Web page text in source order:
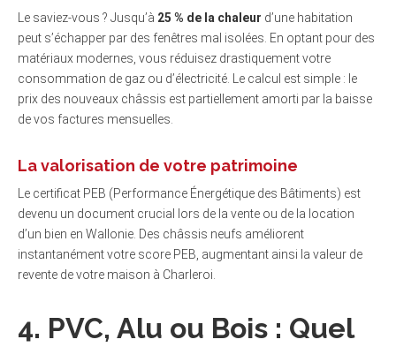
Le saviez-vous ? Jusqu’à 25 % de la chaleur d’une habitation
peut s’échapper par des fenêtres mal isolées. En optant pour des
matériaux modernes, vous réduisez drastiquement votre
consommation de gaz ou d’électricité. Le calcul est simple : le
prix des nouveaux châssis est partiellement amorti par la baisse
de vos factures mensuelles.
La valorisation de votre patrimoine
Le certificat PEB (Performance Énergétique des Bâtiments) est
devenu un document crucial lors de la vente ou de la location
d’un bien en Wallonie. Des châssis neufs améliorent
instantanément votre score PEB, augmentant ainsi la valeur de
revente de votre maison à Charleroi.
4. PVC, Alu ou Bois : Quel